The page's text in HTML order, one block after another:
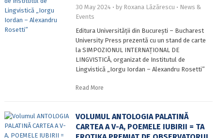
30 May 2024 by Roxana Lăzărescu
News &
Events
Editura Universității din București – Bucharest
University Press prezentă cu un stand de carte
la SIMPOZIONUL INTERNAȚIONAL DE
LINGVISTICĂ, organizat de Institutul de
Lingvistică „Iorgu Iordan – Alexandru Rosetti”
Read More
VOLUMUL ANTOLOGIA PALATINĂ
CARTEA A V-A, POEMELE IUBIRII = TA